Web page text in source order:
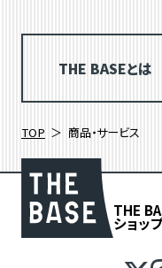
THE BASEとは
TOP 商品・サービス
THE
ショッ